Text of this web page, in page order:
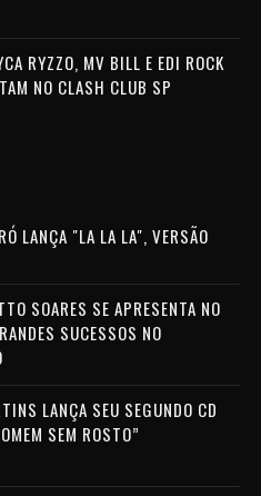
RYZZO, MV BILL E EDI ROCK
NO CLASH CLUB SP
LANÇA "LA LA LA", VERSÃO
SOARES SE APRESENTA NO
SUCESSOS NO
LANÇA SEU SEGUNDO CD
SEM ROSTO”